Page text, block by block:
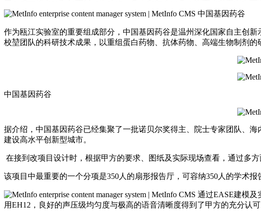
中国基因药谷
作为瓯江实验室的重要组成部分，中国基因药谷是温州深化国家自主创
校堃团队的科研技术成果，以重组蛋白药物、抗体药物、高端生物制剂
中国基因药谷
据介绍，中国基因药谷已经集聚了一批诺贝尔奖得主、院士专家团队、
建设高水平创新型城市。
在接到改项目设计时，根据甲方的要求、图纸及实际现场查看，通过多
该项目中最重要的一个分项是350人的扇形报告厅，可容纳350人的学术报
通过EASE建模及
用EH12，良好的声压级均匀度与极高的语音清晰度得到了甲方的充分认可